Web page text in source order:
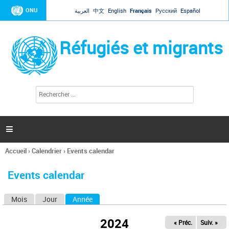
Jump to navigation
ONU العربية 中文 English Français Русский Español
Réfugiés et migrants
l
c
h
e

Vous
ici
Accueil›Calendrier› Events calendar
Events calendar
Mois Jour Année
2024 « Préc. Suiv. »